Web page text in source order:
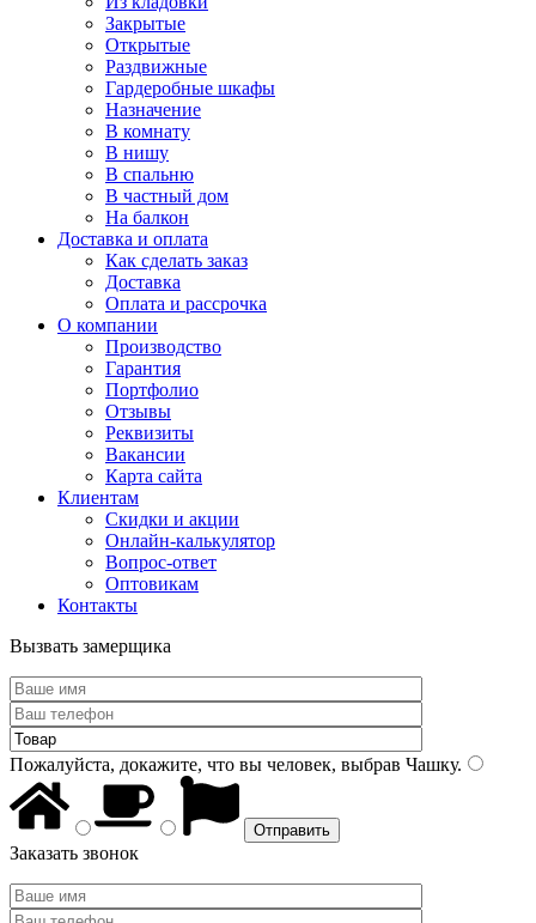
Закрытые
Открытые
Раздвижные
Гардеробные шкафы
Назначение
В комнату
В нишу
В спальню
В частный дом
На балкон
Доставка и оплата
Как сделать заказ
Доставка
Оплата и рассрочка
О компании
Производство
Гарантия
Портфолио
Отзывы
Реквизиты
Вакансии
Карта сайта
Клиентам
Скидки и акции
Онлайн-калькулятор
Вопрос-ответ
Оптовикам
Контакты
Вызвать замерщика
Пожалуйста, докажите, что вы человек, выбрав Чашку.
Заказать звонок